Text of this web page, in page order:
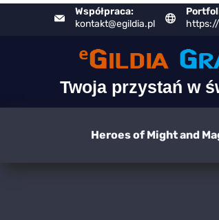
Współpraca:
kontakt@egildia.pl
Twoja przystań w
Heroes of Might and